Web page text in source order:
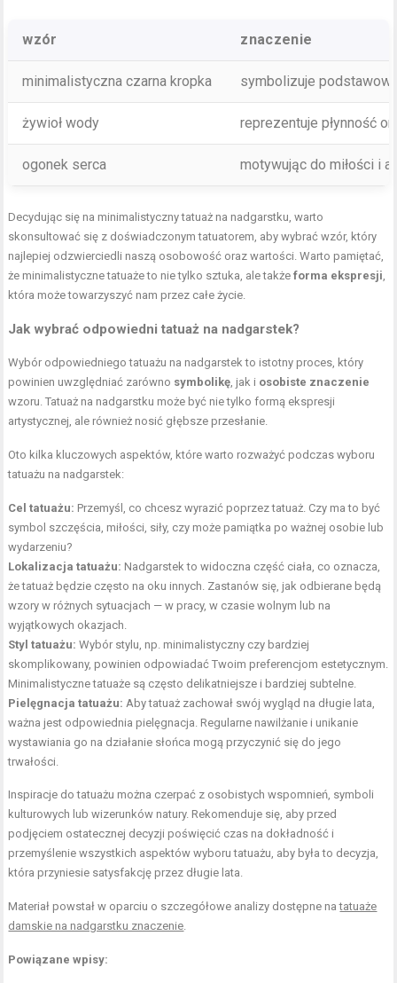
wzór znaczenie
minimalistyczna czarna kropka symbolizuje
żywioł wody reprezentuje płynność
ogonek serca motywując do miłości i
Decydując się na minimalistyczny tatuaż na nadgarstku, warto
skonsultować się z doświadczonym tatuatorem, aby wybrać wzór, który
najlepiej odzwierciedli naszą osobowość oraz wartości. Warto pamiętać,
że minimalistyczne tatuaże to nie tylko sztuka, ale takżeforma ekspresji
która może towarzyszyć nam przez całe życie.
Jak wybrać odpowiedni tatuaż na nadgarstek?
Wybór odpowiedniego tatuażu na nadgarstek to istotny proces, który
powinien uwzględniać zarówno symbolikę , jak i osobiste znaczenie
wzoru. Tatuaż na nadgarstku może być nie tylko formą ekspresji
artystycznej, ale również nosić głębsze przesłanie.
Oto kilka kluczowych aspektów, które warto rozważyć podczas wyboru
tatuażu na nadgarstek:
Cel tatuażu: Przemyśl, co chcesz wyrazić poprzez tatuaż. Czy ma to być
symbol szczęścia, miłości, siły, czy może pamiątka po ważnej osobie lub
wydarzeniu?
Lokalizacja tatuażu: Nadgarstek to widoczna część ciała, co oznacza,
że tatuaż będzie często na oku innych. Zastanów się, jak odbierane będą
wzory w różnych sytuacjach — w pracy, w czasie wolnym lub na
wyjątkowych okazjach.
Styl tatuażu: Wybór stylu, np. minimalistyczny czy bardziej
skomplikowany, powinien odpowiadać Twoim preferencjom estetycznym.
Minimalistyczne tatuaże są często delikatniejsze i bardziej subtelne.
Pielęgnacja tatuażu: Aby tatuaż zachował swój wygląd na długie lata,
ważna jest odpowiednia pielęgnacja. Regularne nawilżanie i unikanie
wystawiania go na działanie słońca mogą przyczynić się do jego
trwałości.
Inspiracje do tatuażu można czerpać z osobistych wspomnień, symboli
kulturowych lub wizerunków natury. Rekomenduje się, aby przed
podjęciem ostatecznej decyzji poświęcić czas na dokładność i
przemyślenie wszystkich aspektów wyboru tatuażu, aby była to decyzja,
która przyniesie satysfakcję przez długie lata.
Materiał powstał w oparciu o szczegółowe analizy dostępne natatuaże
damskie na nadgarstku znaczenie
Powiązane wpisy: